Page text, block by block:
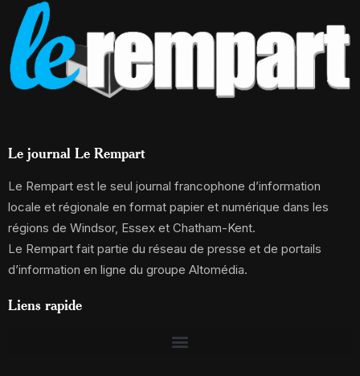
Le journal Le Rempart
Le Rempart est le seul journal francophone d’information
locale et régionale en format papier et numérique dans les
régions de Windsor, Essex et Chatham-Kent.
Le Rempart fait partie du réseau de presse et de portails
d’information en ligne du groupe Altomédia.
Liens rapide